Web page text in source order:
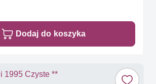
Dodaj do koszyka